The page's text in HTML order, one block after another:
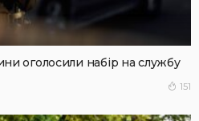
оголосили набір на службу
151